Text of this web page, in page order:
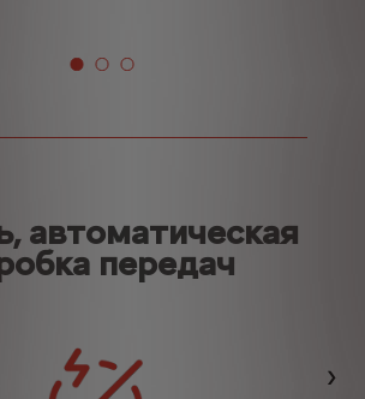
автоматическая
передач